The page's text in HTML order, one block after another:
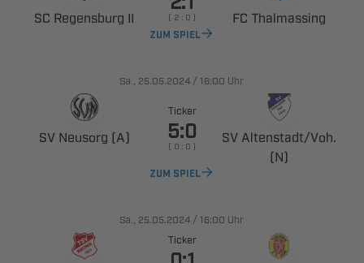
         
ZUM SPIEL
.,  / Uhr
  
Ticker

    
 ​

ZUM SPIEL
.,  / Uhr
Ticker
